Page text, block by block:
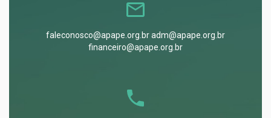
faleconosco@apape.org.br adm@apape.org.br
financeiro@apape.org.br